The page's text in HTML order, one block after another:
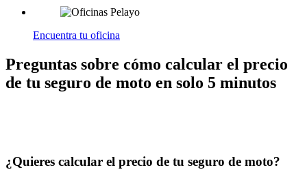
Encuentra tu oficina
Preguntas sobre cómo calcular el precio
de tu seguro de moto en solo 5 minutos
¿Quieres calcular el precio de tu seguro de moto?